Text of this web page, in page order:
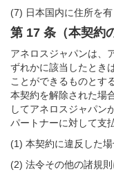
(7) 日本国内に住所を
第 17 条（本契約
アネロスジャパンは、
ずれかに該当したとき
ことができるものとす
本契約を解除された場
してアネロスジャパン
パートナーに対して支
(1) 本契約に違反した場
(2) 法令その他の諸規